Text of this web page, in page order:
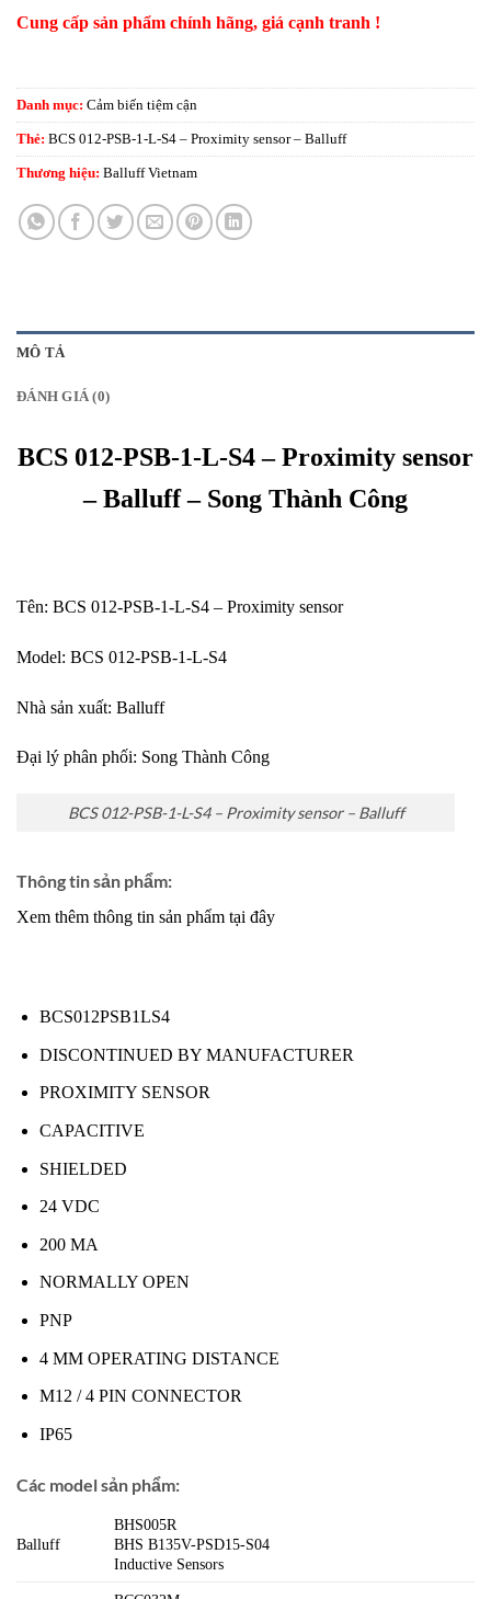
Cung cấp sản phẩm chính hãng, giá cạnh tranh !
Danh mục: Cảm biến tiệm cận
Thẻ: BCS 012-PSB-1-L-S4 – Proximity sensor – Balluff
Thương hiệu: Balluff Vietnam
MÔ TẢ
ĐÁNH GIÁ (0)
BCS 012-PSB-1-L-S4 – Proximity sensor
– Balluff – Song Thành Công
Tên: BCS 012-PSB-1-L-S4 – Proximity sensor
Model: BCS 012-PSB-1-L-S4
Nhà sản xuất: Balluff
Đại lý phân phối: Song Thành Công
BCS 012-PSB-1-L-S4 – Proximity sensor – Balluff
Thông tin sản phẩm:
Xem thêm thông tin sản phẩm tại đây
BCS012PSB1LS4
DISCONTINUED BY MANUFACTURER
PROXIMITY SENSOR
CAPACITIVE
SHIELDED
24 VDC
200 MA
NORMALLY OPEN
PNP
4 MM OPERATING DISTANCE
M12 / 4 PIN CONNECTOR
IP65
Các model sản phẩm:
Balluff
BHS005R
BHS B135V-PSD15-S04
Inductive Sensors